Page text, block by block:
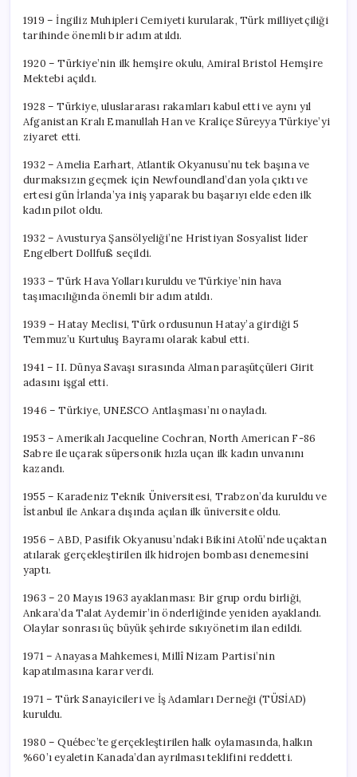
1919 – İngiliz Muhipleri Cemiyeti kurularak, Türk milliyetçiliği
tarihinde önemli bir adım atıldı.
1920 – Türkiye’nin ilk hemşire okulu, Amiral Bristol Hemşire
Mektebi açıldı.
1928 – Türkiye, uluslararası rakamları kabul etti ve aynı yıl
Afganistan Kralı Emanullah Han ve Kraliçe Süreyya Türkiye’yi
ziyaret etti.
1932 – Amelia Earhart, Atlantik Okyanusu’nu tek başına ve
durmaksızın geçmek için Newfoundland’dan yola çıktı ve
ertesi gün İrlanda’ya iniş yaparak bu başarıyı elde eden ilk
kadın pilot oldu.
1932 – Avusturya Şansölyeliği’ne Hristiyan Sosyalist lider
Engelbert Dollfuß seçildi.
1933 – Türk Hava Yolları kuruldu ve Türkiye’nin hava
taşımacılığında önemli bir adım atıldı.
1939 – Hatay Meclisi, Türk ordusunun Hatay’a girdiği 5
Temmuz’u Kurtuluş Bayramı olarak kabul etti.
1941 – II. Dünya Savaşı sırasında Alman paraşütçüleri Girit
adasını işgal etti.
1946 – Türkiye, UNESCO Antlaşması’nı onayladı.
1953 – Amerikalı Jacqueline Cochran, North American F-86
Sabre ile uçarak süpersonik hızla uçan ilk kadın unvanını
kazandı.
1955 – Karadeniz Teknik Üniversitesi, Trabzon’da kuruldu ve
İstanbul ile Ankara dışında açılan ilk üniversite oldu.
1956 – ABD, Pasifik Okyanusu’ndaki Bikini Atolü’nde uçaktan
atılarak gerçekleştirilen ilk hidrojen bombası denemesini
yaptı.
1963 – 20 Mayıs 1963 ayaklanması: Bir grup ordu birliği,
Ankara’da Talat Aydemir’in önderliğinde yeniden ayaklandı.
Olaylar sonrası üç büyük şehirde sıkıyönetim ilan edildi.
1971 – Anayasa Mahkemesi, Millî Nizam Partisi’nin
kapatılmasına karar verdi.
1971 – Türk Sanayicileri ve İş Adamları Derneği (TÜSİAD)
kuruldu.
1980 – Québec’te gerçekleştirilen halk oylamasında, halkın
%60’ı eyaletin Kanada’dan ayrılması teklifini reddetti.